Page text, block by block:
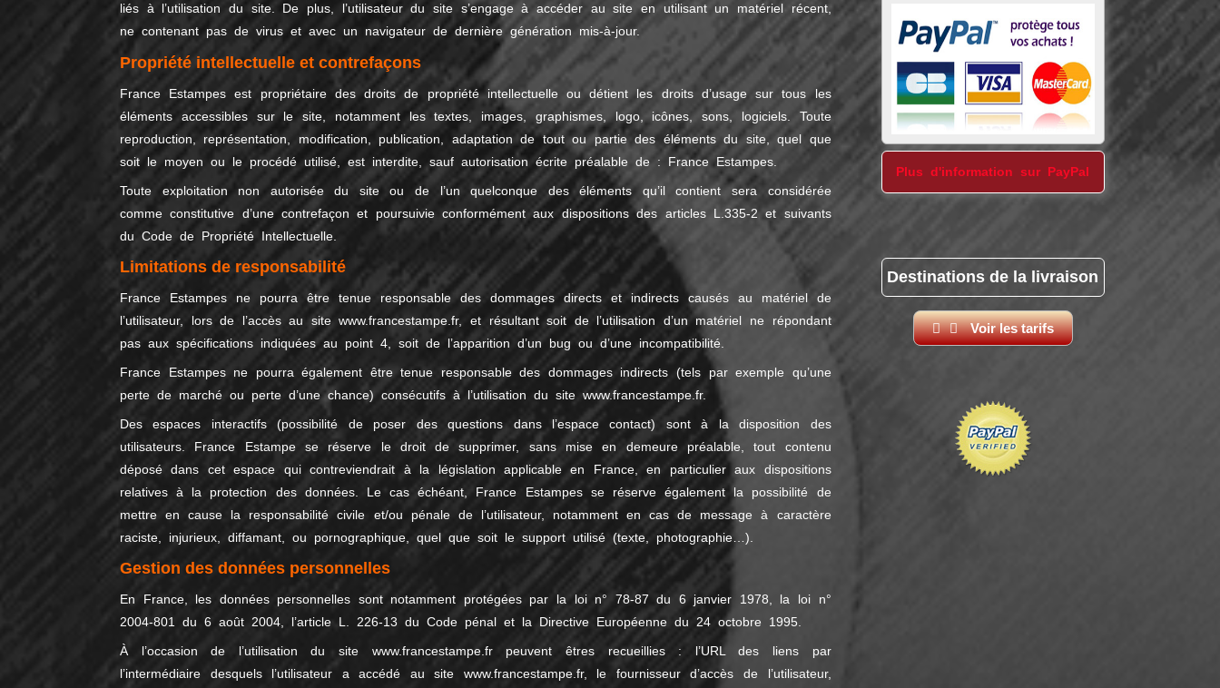
Plus d'information sur PayPal
Destinations de la livraison
Voir les tarifs
liés à l’utilisation du site. De plus, l’utilisateur du site s’engage à accéder au site en utilisant un matériel récent,
ne contenant pas de virus et avec un navigateur de dernière génération mis-à-jour.
Propriété intellectuelle et contrefaçons
France Estampes est propriétaire des droits de propriété intellectuelle ou détient les droits d’usage sur tous les
éléments accessibles sur le site, notamment les textes, images, graphismes, logo, icônes, sons, logiciels. Toute
reproduction, représentation, modification, publication, adaptation de tout ou partie des éléments du site, quel que
soit le moyen ou le procédé utilisé, est interdite, sauf autorisation écrite préalable de : France Estampes.
Toute exploitation non autorisée du site ou de l’un quelconque des éléments qu’il contient sera considérée
comme constitutive d’une contrefaçon et poursuivie conformément aux dispositions des articles L.335-2 et suivants
du Code de Propriété Intellectuelle.
Limitations de responsabilité
France Estampes ne pourra être tenue responsable des dommages directs et indirects causés au matériel de
l’utilisateur, lors de l’accès au site www.francestampe.fr, et résultant soit de l’utilisation d’un matériel ne répondant
pas aux spécifications indiquées au point 4, soit de l’apparition d’un bug ou d’une incompatibilité.
France Estampes ne pourra également être tenue responsable des dommages indirects (tels par exemple qu’une
perte de marché ou perte d’une chance) consécutifs à l’utilisation du site www.francestampe.fr.
Des espaces interactifs (possibilité de poser des questions dans l’espace contact) sont à la disposition des
utilisateurs. France Estampe se réserve le droit de supprimer, sans mise en demeure préalable, tout contenu
déposé dans cet espace qui contreviendrait à la législation applicable en France, en particulier aux dispositions
relatives à la protection des données. Le cas échéant, France Estampes se réserve également la possibilité de
mettre en cause la responsabilité civile et/ou pénale de l’utilisateur, notamment en cas de message à caractère
raciste, injurieux, diffamant, ou pornographique, quel que soit le support utilisé (texte, photographie…).
Gestion des données personnelles
En France, les données personnelles sont notamment protégées par la loi n° 78-87 du 6 janvier 1978, la loi n°
2004-801 du 6 août 2004, l’article L. 226-13 du Code pénal et la Directive Européenne du 24 octobre 1995.
À l’occasion de l’utilisation du site www.francestampe.fr peuvent êtres recueillies : l’URL des liens par
l’intermédiaire desquels l’utilisateur a accédé au site www.francestampe.fr, le fournisseur d’accès de l’utilisateur,